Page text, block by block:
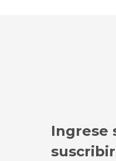
Ingrese